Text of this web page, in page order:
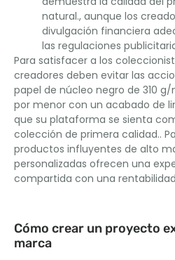
natural., aunque los
divulgación financiera
las regulaciones
Para satisfacer a los
creadores deben evitar las
papel de núcleo negro de 310
por menor con un acabado de
que su plataforma se sienta
colección de primera calidad..
productos influyentes de alto
personalizadas ofrecen una
compartida con una
Cómo crear un proyecto
marca